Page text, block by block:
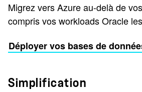
Migrez vers Azure au-delà de
compris vos workloads Oracle
Déployer vos bases de
Simplification